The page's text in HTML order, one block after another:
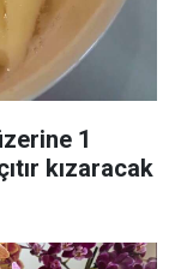
1
kızaracak